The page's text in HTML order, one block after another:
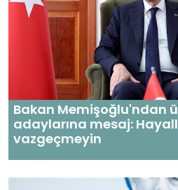
Bakan Memişoğlu'ndan
adaylarına mesaj:
vazgeçmeyin